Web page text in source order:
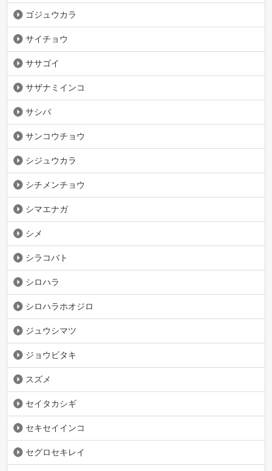
ゴジュウカラ
サイチョウ
ササゴイ
サザナミインコ
サシバ
サンコウチョウ
シジュウカラ
シチメンチョウ
シマエナガ
シメ
シラコバト
シロハラ
シロハラホオジロ
ジュウシマツ
ジョウビタキ
スズメ
セイタカシギ
セキセイインコ
セグロセキレイ